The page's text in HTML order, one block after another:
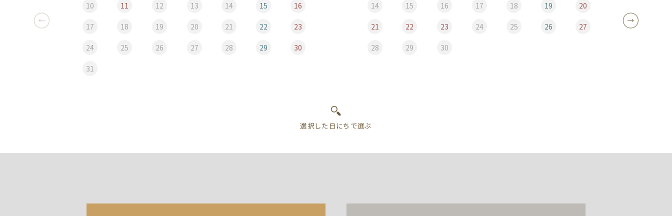
10 11 12 13 14 15 16
17 18 19 20 21 22 23
24 25 26 27 28 29 30
31
14 15 16 17 18 19 20
21 22 23 24 25 26 27
28 29 30